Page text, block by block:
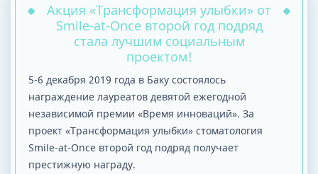
Акция «Трансформация улыбки» от
Smile-at-Once второй год подряд
стала лучшим социальным
проектом!
5-6 декабря 2019 года в Баку состоялось
награждение лауреатов девятой ежегодной
независимой премии «Время инноваций». За
проект «Трансформация улыбки» стоматология
Smile-at-Once второй год подряд получает
престижную награду.